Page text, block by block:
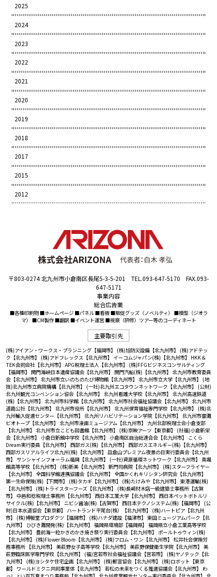
2025
2024
2023
2022
2021
2020
2019
2018
2017
2015
2012
〒803-0274 北九州市小倉南区長尾5-3-5-201 TEL.093-647-5170 FAX.093-
647-5171
事業内容
総合広告業
■各種印刷物 ■ホームページ ■パネル ■看板 ■販促グッズ（ノベルティ） ■模型（ジオラ
マ） ■CM製作 ■翻訳 ■イベント運営 ■視察（研修）ツアー等のコーディネート
主要取引先
(株)アイアン・ワークス・プランニング【福岡市】 (株)旭防災設備【北九州市】 (株)アドテッ
ク【北九州市】 (株)アドフレックス【北九州市】 イーコムジャパン(株)【北九州市】 HKK＆
TEK合同会社【北九州市】 APG税理士法人【北九州市】 (株)FFGビジネスコンサルティング
【福岡市】 関門海峡日本遺産協議会【北九州市】 関門汽船(株)【北九州市】 北九州市教育委員
会【北九州市】 北九州市立いのちのたび博物館【北九州市】 北九州市立大学【北九州市】 (地
独)北九州市立病院機構【北九州市】 (一社)北九州エコタウンネットワーク【北九州市】 (公財)
北九州観光コンベンション協会【北九州市】 北九州看護大学校【北九州市】 北九州高速鉄道
(株)【北九州市】 北九州市科学館【北九州市】 北九州市社会福祉協議会【北九州市】 北九州市
道路公社【北九州市】 北九州市役所【北九州市】 北九州保育福祉専門学校【北九州市】 (株)北
九州輸入促進センター【北九州市】 北九州リハビリテーション学院【北九州市】 北九州市響灘
ビオトープ【北九州市】 北九州市漫画ミュージアム【北九州市】 九州北部税理士会小倉支部
【北九州市】 北九州市立こども図書館【北九州市】 (株)京映アーツ【東京都】 (社福)小倉新栄
会【北九州市】 小倉日新館中学校【北九州市】 小倉南区自治総連合会【北九州市】
こくら
Dream実行委員【北九州市】 西部ガス(株)【北九州市】 西部ガスエネルギー(株)【北九州市】
西部ガスリアルライフ北九州(株)【北九州市】 皿倉山プレミアム夜景の日実行委員会【北九州
市】 サンシャインフォーラム福岡【北九州市】 (一社)資源循環ネットワーク【北九州市】 真颯
館高等学校【北九州市】 (株)新美【北九州市】 新門司病院【北九州市】 (株)スターフライヤー
【北九州市】 全国科学館連携協議会【北九州市】 全国かくれキリシタン研究会【北九州市】
第一生命保険(株)【下関市】 (株)タカギ【北九州市】 (株)たけみや【北九州市】 東港運輸(株)
【北九州市】 (株)トライスターフーズ【北九州市】 (株)長崎材木店一級建築士事務所【古賀
市】 中邑和稔税理士事務所【北九州市】 西日本工業大学【北九州市】 西日本ペットボトルリ
サイクル(株)【北九州市】 ニビシ醤油(株)【古賀市】 西日本テクノシステム(株)【福岡市】 (公
財)日本水道協会【東京都】 ハートランド平尾台(株）【北九州市】 (株)ハートピア【北九州
市】 (株)博報堂プロダクツ【福岡市】 (株)ハナダ建設【福津市】 東田ミュージアムパーク【北
九州市】 ひびき灘開発(株)【北九州市】 福岡県環境部【福岡県】 福岡県立小倉工業高等学校
【北九州市】 豊前海一粒かきのかき焼き祭り実行委員会【北九州市】 ポールトゥウィン(株)
【北九州市】 (株)Flower Bloom【北九州市】 (株)フロム・ワン【北九州市】 松井社会保険労
務事務所 【北九州市】 美萩野女子高等学校【北九州市】 美萩野保健衛生学院【北九州市】 美
萩野臨床医学専門学校【北九州市】 (福)宮若市社会福祉協議会【宮若市】 (株)ヤノテック【北
九州市】 (株)ヨシタケ住宅企画【北九州市】 (株)郵宣協会【北九州市】 (株)ロボット【東京
都】 ワールドミクニ共同事業体【北九州市】 若松の未来をつくる推進協議会【北九州市】 わ